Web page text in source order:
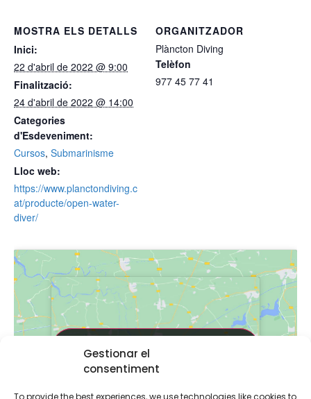
Gestionar el
consentiment
To provide the best experiences, we use technologies like cookies to
MOSTRA ELS DETALLS
Inici:
22 d'abril de 2022 @ 9:00
Finalització:
24 d'abril de 2022 @ 14:00
Categories
d'Esdeveniment:
Cursos, Submarinisme
Lloc web:
https://www.planctondiving.c
at/producte/open-water-
diver/
ORGANITZADOR
Plàncton Diving
Telèfon
977 45 77 41
activar aquest contingut
activar aquest contingut